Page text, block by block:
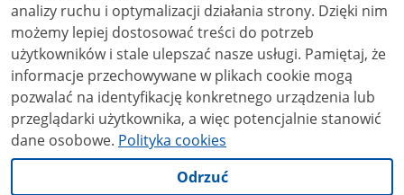
analizy ruchu i optymalizacji działania strony. Dzięki nim
możemy lepiej dostosować treści do potrzeb
użytkowników i stale ulepszać nasze usługi. Pamiętaj, że
informacje przechowywane w plikach cookie mogą
pozwalać na identyfikację konkretnego urządzenia lub
przeglądarki użytkownika, a więc potencjalnie stanowić
dane osobowe. Polityka cookies
Odrzuć